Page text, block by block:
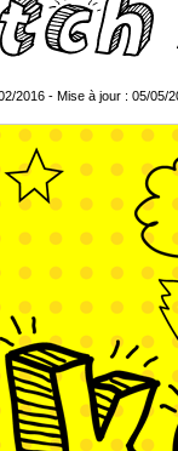
2016 - Mise à jour : 05/05/